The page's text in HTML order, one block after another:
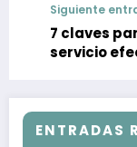
Siguiente
7 claves
servicio
ENTRADAS